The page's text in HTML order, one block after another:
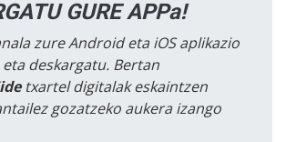
GURE APPa!
zure Android eta iOS aplikazio
deskargatu. Bertan
txartel digitalak eskaintzen
gozatzeko aukera izango